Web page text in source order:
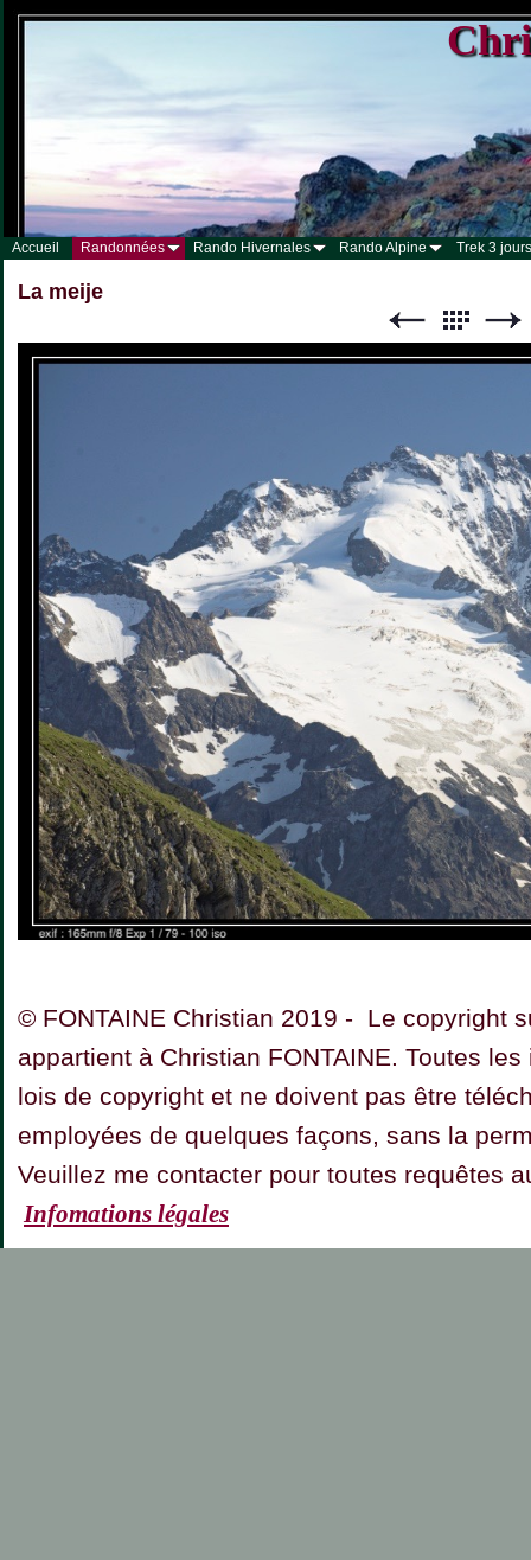
Accueil Randonnées Rando Hivernales Rando Alpine Trek 3
La meije
© FONTAINE Christian 2019 - Le copyright
appartient à Christian FONTAINE. Toutes
lois de copyright et ne doivent pas être
employées de quelques façons, sans la
Veuillez me contacter pour toutes
Infomations légales